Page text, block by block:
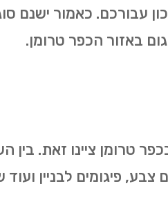
עבורכם. כאמור ישנם
באזור הכפר טרומן.
טרומן ציינו זאת.
צבע, פיגומים לבניין